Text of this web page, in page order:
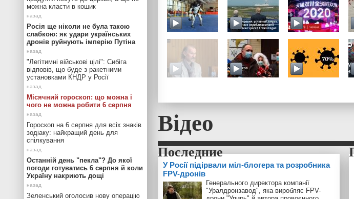
Відео
У Росії підірвали міл-блогера та розробника
FPV-дронів
Генерального директора компанії
"Уралдронзавод", яка виробляє FPV-
можна класти в кошик
Росія ще ніколи не була такою
слабкою: як удари українських
дронів руйнують імперію Путіна
"Легітимні військові цілі": Сибіга
відповів, що буде з ракетними
установками КНДР у Росії
Місячний гороскоп: що можна і
чого не можна робити 6 серпня
Гороскоп на 6 серпня для всіх знаків
зодіаку: найкращий день для
спілкування
Останній день "пекла"? До якої
погоди готуватись 6 серпня й коли
Україну накриють дощі
Зеленський оголосив нову операцію